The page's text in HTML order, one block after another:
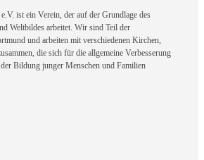
ist ein Verein, der auf der Grundlage des
Weltbildes arbeitet. Wir sind Teil der
und arbeiten mit verschiedenen Kirchen,
die sich für die allgemeine Verbesserung
Bildung junger Menschen und Familien